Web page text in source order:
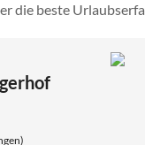
die beste